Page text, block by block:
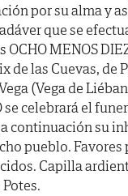
por su alma y
que se
OCHO MENOS
de las Cuevas, de
(Vega de
se celebrará el
continuación su
pueblo. Favores
Capilla